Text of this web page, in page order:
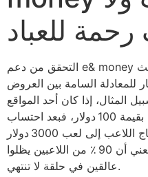
للعباد
التحقق من دعم e& money في سوق الإمارات ليس مجرد بحث
للمعادلة السامة بين العروض
المثال، إذا كان أحد المواقع
يعرض 10 ٪ بونص على أول إيداع بقيمة 100 دولار، فبعد احتساب
شرط الرهان 30 مرة، سيحتاج اللاعب إلى لعب 3000 دولار
ليتمكن من سحب أي ربح. وهذا يعني أن 90 ٪ من اللاعبين يظلوا
عالقين في حلقة لا تنتهي.